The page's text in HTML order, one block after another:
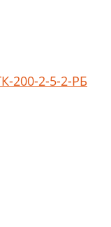
200-2-5-2-РБ